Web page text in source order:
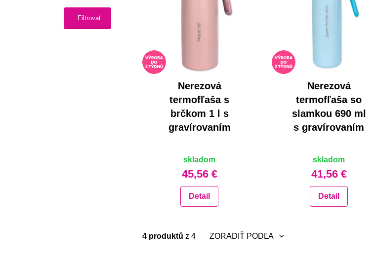
Filtrovať
abecedne Z-A
Nerezová
termofľaša s
brčkom 1 l s
gravírovaním
skladom
45,56 €
Detail
Nerezová
termofľaša so
slamkou 690 ml
s gravírovaním
skladom
41,56 €
Detail
4 produktů z 4 ZORADIŤ PODĽA